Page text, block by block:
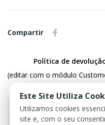
Compartir
Política de
(editar com o módulo
Este Site Utiliza
Utilizamos cookies
site e, com o seu